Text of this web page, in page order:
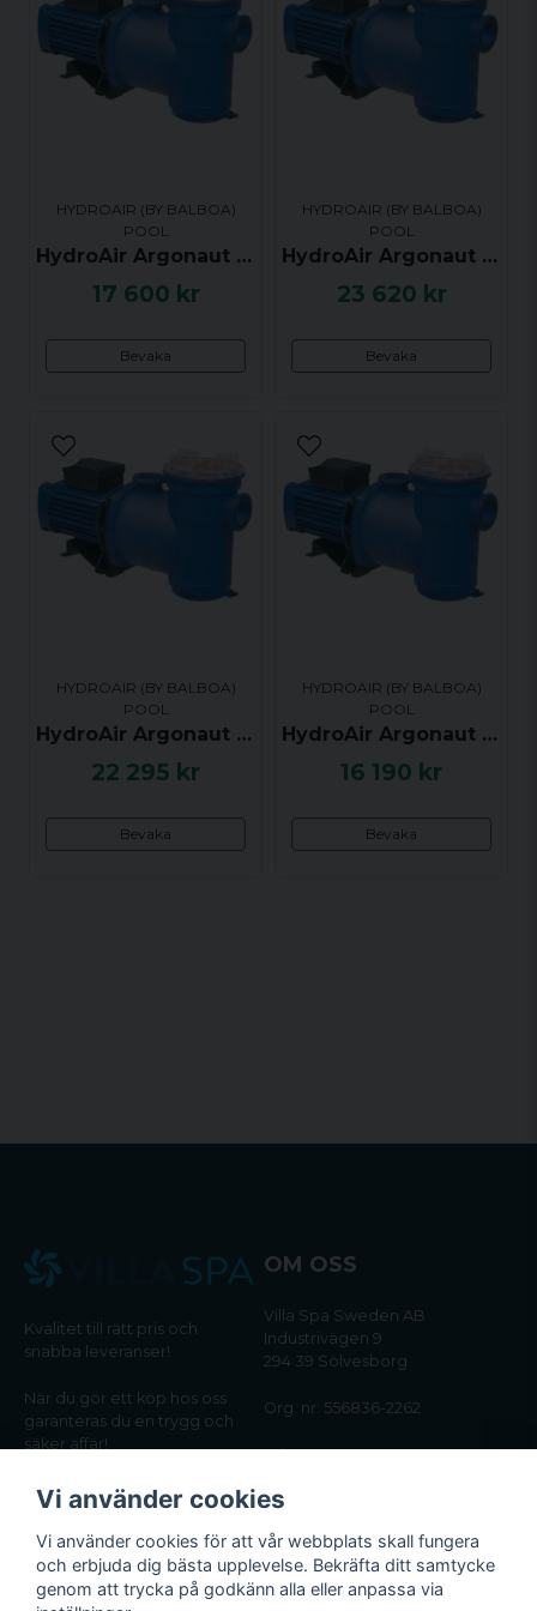
HYDROAIR (BY BALBOA)
POOL
HydroAir Argonaut AV Pump, 1.74hk / 1.3kW, 1-fas 240V, AV200-2DN-S - UTGÅTT
17 600 kr
Bevaka
HYDROAIR (BY BALBOA)
POOL
HydroAir Argonaut AV Pump, 1.74hk / 1.3kW, 3-fas 400V, AV200-3DN-S - UTGÅTT
23 620 kr
Bevaka
HYDROAIR (BY BALBOA)
POOL
HydroAir Argonaut AV Pump, 2.41hk / 1.8kW, 1-fas 240V, AV250-2DN-S - UTGÅTT
22 295 kr
Bevaka
HYDROAIR (BY BALBOA)
POOL
HydroAir Argonaut AV Pump, 0.80hk / 0.60kW, 1-fas 240V, AV100-2DN-S - UTGÅTT
16 190 kr
Bevaka
Kvalitet till rätt pris och
snabba leveranser!
När du gör ett köp hos oss
garanteras du en trygg och
säker affär!
OM OSS
Villa Spa Sweden AB
Industrivägen 9
294 39 Sölvesborg
Org. nr: 556836-2262
Tel:0456-405566
Email:
INFORMATION
Vi använder cookies
Vi använder cookies för att vår webbplats skall fungera
och erbjuda dig bästa upplevelse. Bekräfta ditt samtycke
genom att trycka på godkänn alla eller anpassa via